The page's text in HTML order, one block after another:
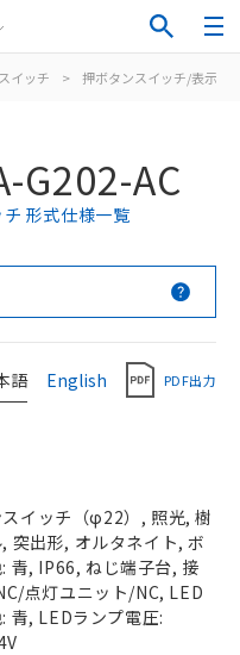
スイッチ > 押ボタンスイッチ/表示灯
G202-AC
形式仕様一覧
語 English PDF出力
イッチ（φ22）, 照光, 樹
突出形, オルタネイト, ボ
青, IP66, ねじ端子台, 接
点灯ユニット/NC, LED
青, LEDランプ電圧: